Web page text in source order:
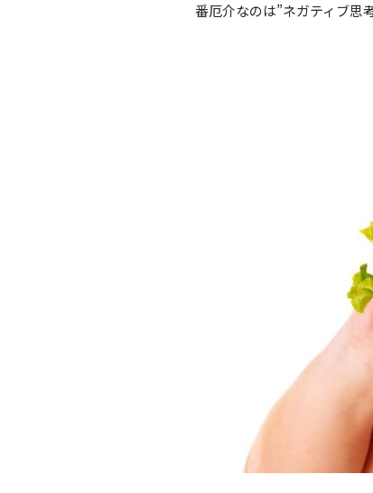
番厄介なのは”ネガティブ思